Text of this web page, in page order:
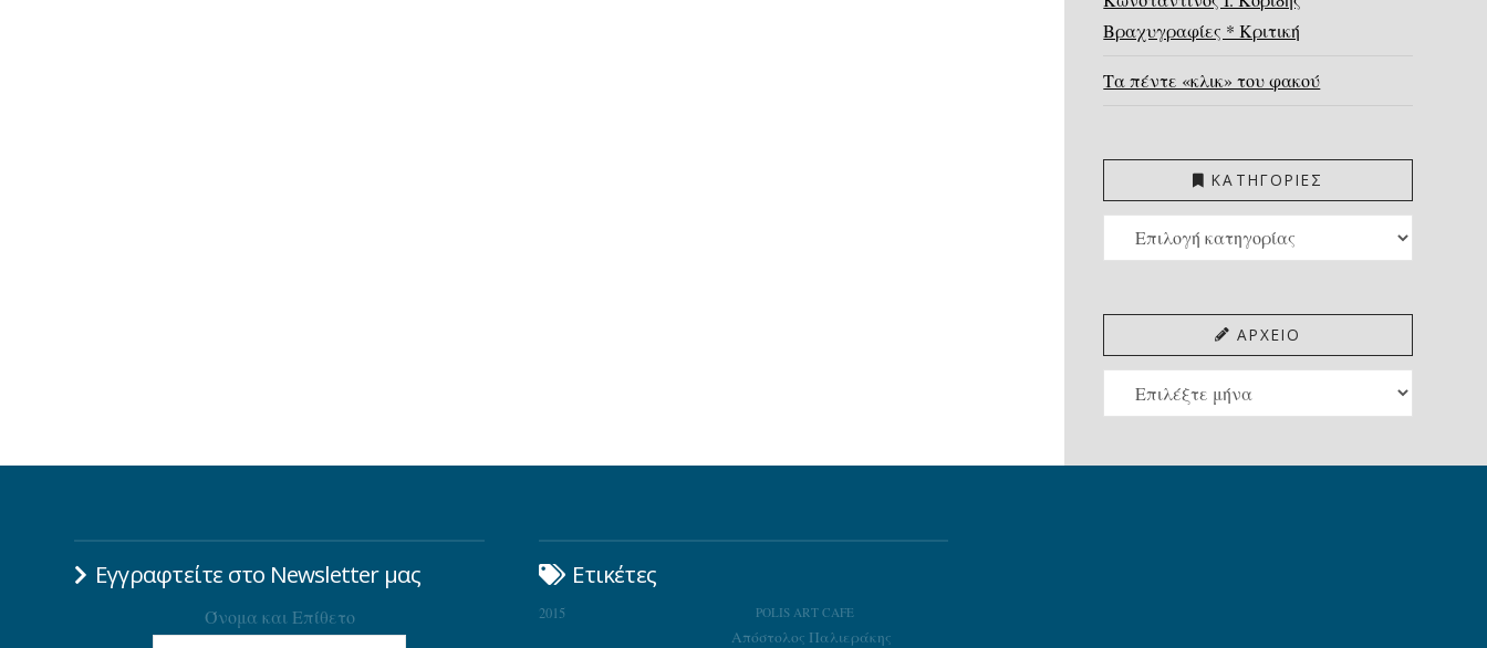
Βραχυγραφίες * Κριτική
Τα πέντε «κλικ» του φακού
ΚΑΤΗΓΟΡΙΕΣ
ΚΑΤΗΓΟΡΙΕΣ
ΑΡΧΕΙΟ
ΑΡΧΕΙΟ
Εγγραφτείτε στο Newsletter μας
Όνομα και Επίθετο
Ετικέτες
2015 POLIS ART CAFE
Απόστολος Παλιεράκης